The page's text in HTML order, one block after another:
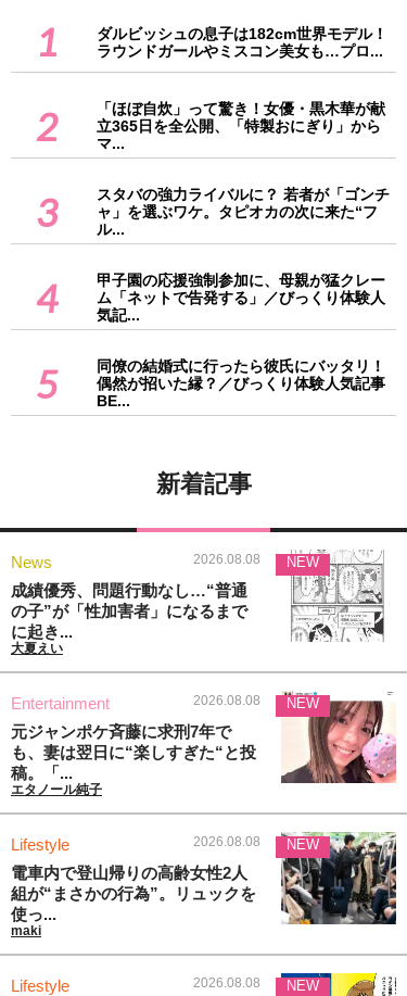
1
ダルビッシュの息子は182cm世界モデル！
ラウンドガールやミスコン美女も…プロ...
2
「ほぼ自炊」って驚き！女優・黒木華が献
立365日を全公開、「特製おにぎり」から
マ...
3
スタバの強力ライバルに？ 若者が「ゴンチ
ャ」を選ぶワケ。タピオカの次に来た“フ
ル...
4
甲子園の応援強制参加に、母親が猛クレー
ム「ネットで告発する」／びっくり体験人
気記...
5
同僚の結婚式に行ったら彼氏にバッタリ！
偶然が招いた縁？／びっくり体験人気記事
BE...
新着記事
News 2026.08.08
成績優秀、問題行動なし…“普通
の子”が「性加害者」になるまで
に起き...
大夏えい
NEW
Entertainment 2026.08.08
元ジャンポケ斉藤に求刑7年で
も、妻は翌日に“楽しすぎた“と投
稿。「...
エタノール純子
NEW
Lifestyle 2026.08.08
電車内で登山帰りの高齢女性2人
組が“まさかの行為”。リュックを
使っ...
maki
NEW
Lifestyle 2026.08.08 NEW